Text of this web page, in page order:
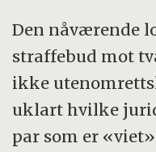
Den nåværende
straffebud mot
ikke
uklart hvilke
par som er